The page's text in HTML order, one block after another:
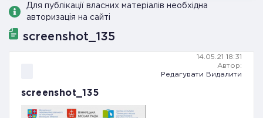
Для публікації власних матеріалів необхідна
авторизація на сайті
screenshot_135
14.05.21 18:31
Автор:
Редагувати
Видалити
screenshot_135